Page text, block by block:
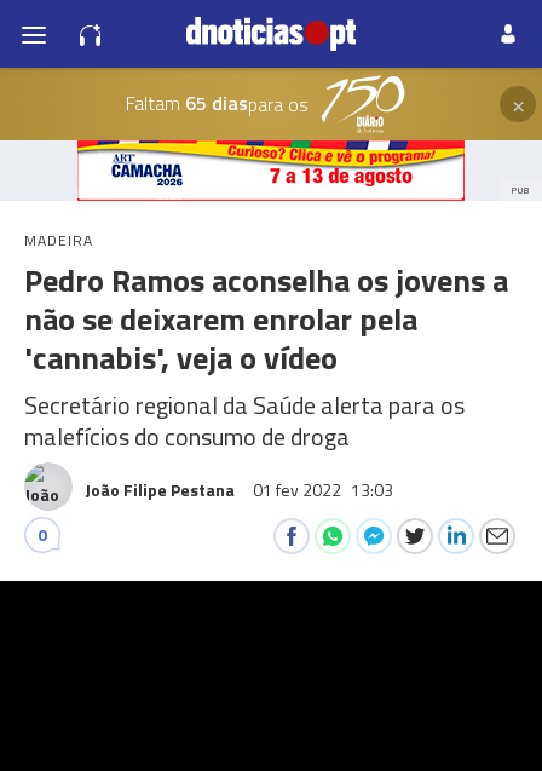
Faltam 65 diaspara os ×
PUB
MADEIRA
Pedro Ramos aconselha os jovens a
não se deixarem enrolar pela
'cannabis', veja o vídeo
Secretário regional da Saúde alerta para os
malefícios do consumo de droga
João Filipe Pestana 01 fev 2022 13:03
0